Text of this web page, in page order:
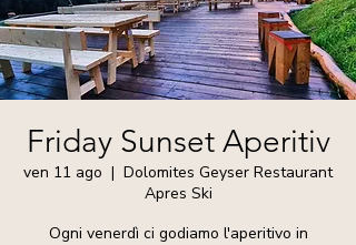
Friday Sunset Aperitiv
ven 11 ago
  |
Dolomites Geyser Restaurant
Apres Ski
Ogni venerdì ci godiamo l'aperitivo in